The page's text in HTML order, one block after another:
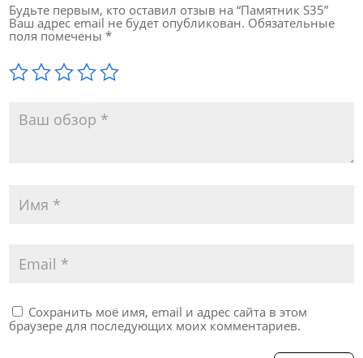
Будьте первым, кто оставил отзыв на “Памятник S35”
Ваш адрес email не будет опубликован. Обязательные
поля помечены*
Сохранить моё имя, email и адрес сайта в этом
браузере для последующих моих комментариев.